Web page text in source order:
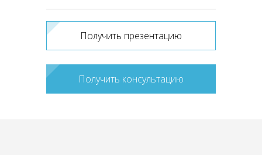
Получить презентацию
Получить консультацию